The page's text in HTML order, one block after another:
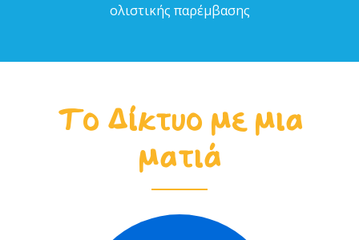
ολιστικής παρέµβασης
Το Δίκτυο με μια
ματιά